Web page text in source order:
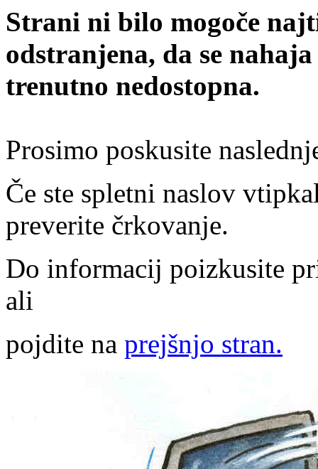
Strani ni bilo mogoče
odstranjena, da se
trenutno nedostopna.
Prosimo poskusite
Če ste spletni naslov
preverite črkovanje.
Do informacij poizkusite
ali
pojdite na prejšnjo stran.